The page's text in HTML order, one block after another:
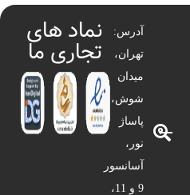
آدرس:
تهران،
میدان
شوش،
پاساژ
نور،
آسانسور
9 و 11،
نماد های
تجاری ما